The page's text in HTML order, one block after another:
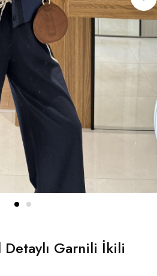
Detaylı Garnili İkili